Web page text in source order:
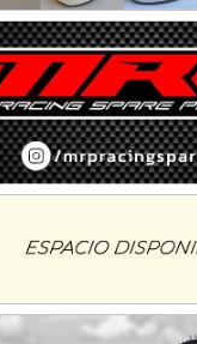
Lauquen (Asfalto)
(Buenos Aires)
- F6 (POSTERGADA)
(Asfalto)
Ríos)
- F6